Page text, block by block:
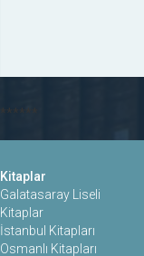
******
Kitaplar
Galatasaray Liseli
Kitaplar
İstanbul Kitapları
Osmanlı Kitapları